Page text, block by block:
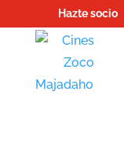
Hazte socio